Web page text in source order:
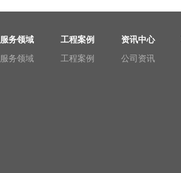
服务领域
服务领域
工程案例
工程案例
资讯中心
公司资讯